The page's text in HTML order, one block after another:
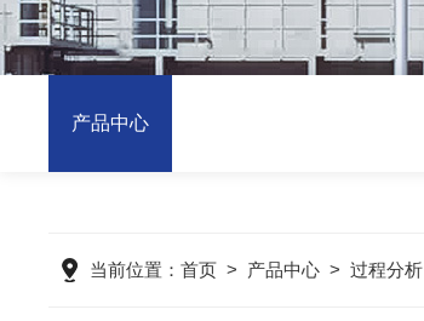
产品中心
当前位置：首页 > 产品中心 >过程分析